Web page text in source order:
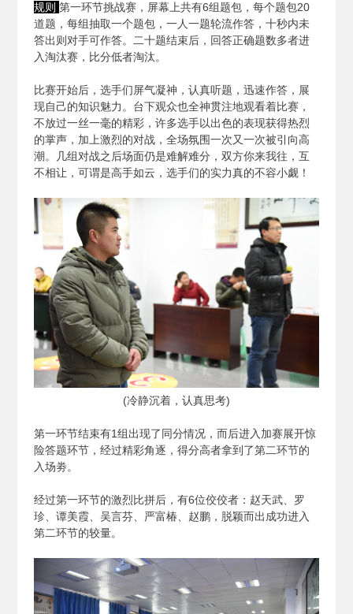
规则 第一环节挑战赛，屏幕上共有6组题包，每个题包20
道题，每组抽取一个题包，一人一题轮流作答，十秒内未
答出则对手可作答。二十题结束后，回答正确题数多者进
入淘汰赛，比分低者淘汰。
比赛开始后，选手们屏气凝神，认真听题，迅速作答，展
现自己的知识魅力。台下观众也全神贯注地观看着比赛，
不放过一丝一毫的精彩，许多选手以出色的表现获得热烈
的掌声，加上激烈的对战，全场氛围一次又一次被引向高
潮。几组对战之后场面仍是难解难分，双方你来我往，互
不相让，可谓是高手如云，选手们的实力真的不容小觑！
(冷静沉着，认真思考)
第一环节结束有1组出现了同分情况，而后进入加赛展开惊
险答题环节，经过精彩角逐，得分高者拿到了第二环节的
入场劵。
经过第一环节的激烈比拼后，有6位佼佼者：赵天武、罗
珍、谭美霞、吴言芬、严富椿、赵鹏，脱颖而出成功进入
第二环节的较量。